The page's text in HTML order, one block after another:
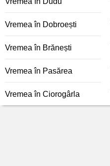
Vremea în Dobroești
Vremea în Brănești
Vremea în Pasărea
Vremea în Ciorogârla